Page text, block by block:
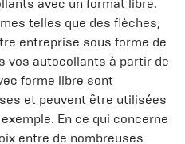
avec un format libre.
telles que des flèches,
entreprise sous forme de
vos autocollants à partir de
forme libre sont
et peuvent être utilisées
En ce qui concerne
entre de nombreuses